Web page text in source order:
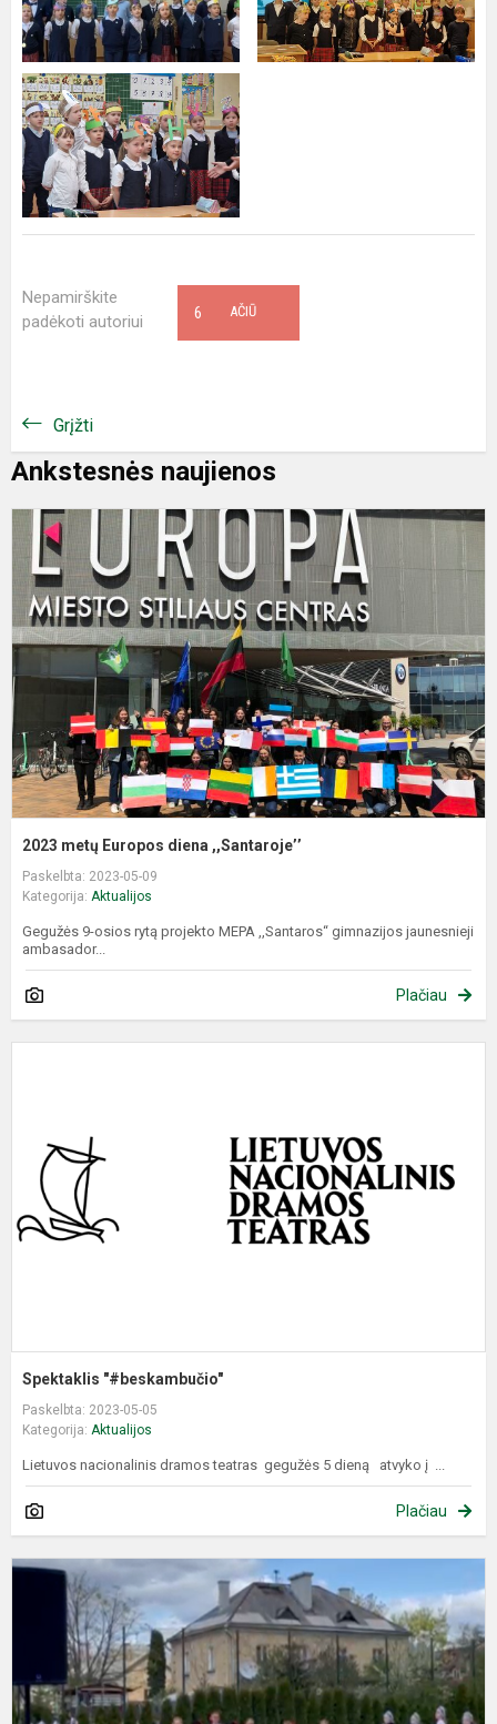
Nepamirškite
padėkoti autoriui
AČIŪ
6
Grįžti
Ankstesnės naujienos
2023 metų Europos diena ,,Santaroje’’
Paskelbta: 2023-05-09
Kategorija: Aktualijos
Gegužės 9-osios rytą projekto MEPA ,,Santaros‘‘ gimnazijos jaunesnieji
ambasador...
Plačiau
Spektaklis "#beskambučio"
Paskelbta: 2023-05-05
Kategorija: Aktualijos
Lietuvos nacionalinis dramos teatras gegužės 5 dieną atvyko į ...
Plačiau